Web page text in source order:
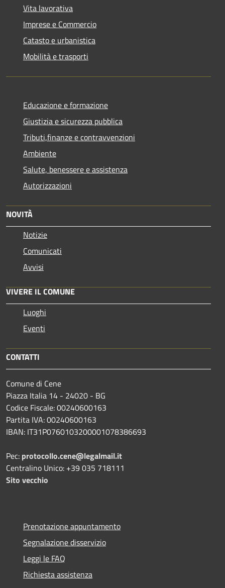
Vita lavorativa
Imprese e Commercio
Catasto e urbanistica
Mobilità e trasporti
Educazione e formazione
Giustizia e sicurezza pubblica
Tributi,finanze e contravvenzioni
Ambiente
Salute, benessere e assistenza
Autorizzazioni
NOVITÀ
Notizie
Comunicati
Avvisi
VIVERE IL COMUNE
Luoghi
Eventi
CONTATTI
Comune di Cene
Piazza Italia 14 - 24020 - BG
Codice Fiscale: 00240600163
Partita IVA: 00240600163
IBAN: IT31P0760103200001078386693
Pec: protocollo.cene@legalmail.it
Centralino Unico: +39 035 718111
Sito vecchio
Prenotazione appuntamento
Segnalazione disservizio
Leggi le FAQ
Richiesta assistenza